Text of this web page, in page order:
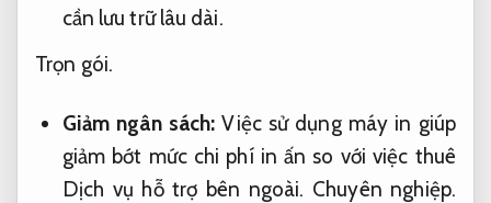
cần lưu trữ lâu dài.
Trọn gói.
Giảm ngân sách: Việc sử dụng máy in giúp
giảm bớt mức chi phí in ấn so với việc thuê
Dịch vụ hỗ trợ bên ngoài. Chuyên nghiệp.